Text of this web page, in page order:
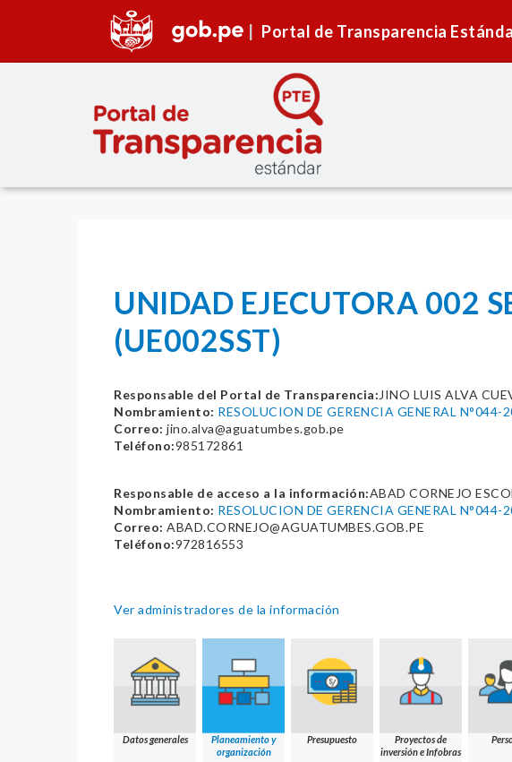
Portal de Transparencia
UNIDAD EJECUTORA 002
(UE002SST)
Responsable del Portal de Transparencia: JINO LUIS ALVA
Nombramiento: RESOLUCION DE GERENCIA GENERAL N°044-
Correo: jino.alva@aguatumbes.gob.pe
Teléfono:985172861
Responsable de acceso a la información:ABAD CORNEJO
Nombramiento: RESOLUCION DE GERENCIA GENERAL N°044-
Correo: ABAD.CORNEJO@AGUATUMBES.GOB.PE
Teléfono:972816553
Ver administradores de la información
Datos generales
Planeamiento y
organización
Presupuesto
Proyectos de
inversión e Infobras